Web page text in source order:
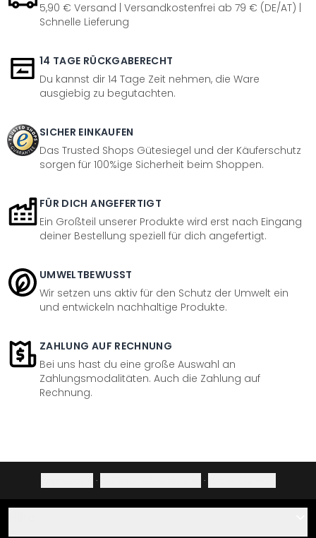
5,90 € Versand | Versandkostenfrei ab 79 € (DE/AT) |
Schnelle Lieferung
14 TAGE RÜCKGABERECHT
Du kannst dir 14 Tage Zeit nehmen, die Ware
ausgiebig zu begutachten.
SICHER EINKAUFEN
Das Trusted Shops Gütesiegel und der Käuferschutz
sorgen für 100%ige Sicherheit beim Shoppen.
FÜR DICH ANGEFERTIGT
Ein Großteil unserer Produkte wird erst nach Eingang
deiner Bestellung speziell für dich angefertigt.
UMWELTBEWUSST
Wir setzen uns aktiv für den Schutz der Umwelt ein
und entwickeln nachhaltige Produkte.
ZAHLUNG AUF RECHNUNG
Bei uns hast du eine große Auswahl an
Zahlungsmodalitäten. Auch die Zahlung auf
Rechnung.
· ·